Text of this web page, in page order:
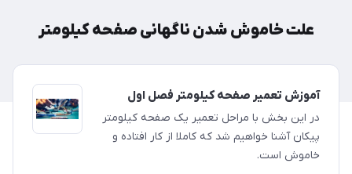
علت خاموش شدن ناگهانی صفحه کیلومتر
آموزش تعمیر صفحه کیلومتر فصل اول
در این بخش با مراحل تعمیر یک صفحه کیلومتر
پیکان آشنا خواهیم شد که کاملا از کار افتاده و
خاموش است.